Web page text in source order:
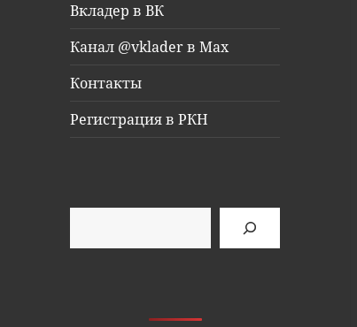
Вкладер в ВК
Канал @vklader в Max
Контакты
Регистрация в РКН